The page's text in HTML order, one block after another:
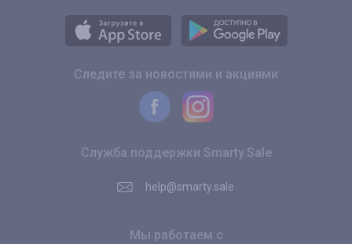
Следите за новостями и акциями
Служба поддержки Smarty.Sale
help@smarty.sale
Мы работаем с